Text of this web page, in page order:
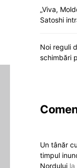
„Viva,
Satoshi
Noi reguli
schimbări
Un tânăr
timpul
Nordului la